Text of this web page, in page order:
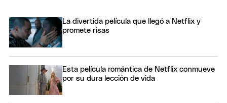
La divertida película que llegó a Netflix y
promete risas
Esta película romántica de Netflix conmueve
por su dura lección de vida